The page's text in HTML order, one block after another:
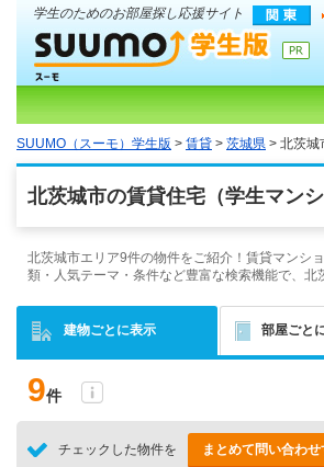
学生のためのお部屋探し応援サイト
SUUMO（スーモ）学生版 > 賃貸 > 茨城県 > 北茨城
北茨城市の賃貸住宅（学生マン
北茨城市エリア9件の物件をご紹介！賃貸マンシ
類・人気テーマ・条件など豊富な検索機能で、
建物ごとに表示 部屋ごと
9件
チェックした物件を まとめて問い合わせ